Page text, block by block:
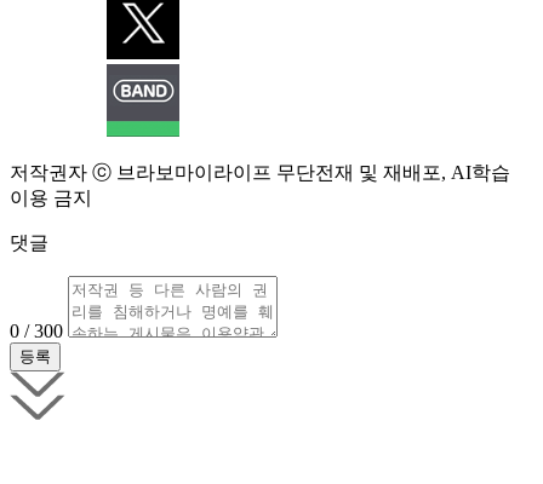
저작권자 ⓒ 브라보마이라이프 무단전재 및 재배포, AI학습
이용 금지
댓글
0 / 300